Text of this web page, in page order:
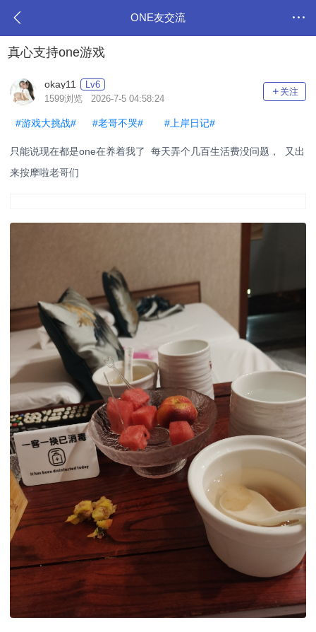
ONE友交流
真心支持one游戏
okay11
Lv6
1599浏览 2026-7-5 04:58:24
关注
#游戏大挑战# #老哥不哭# #上岸日记#
只能说现在都是one在养着我了 每天弄个几百生活费没问题， 又出
来按摩啦老哥们